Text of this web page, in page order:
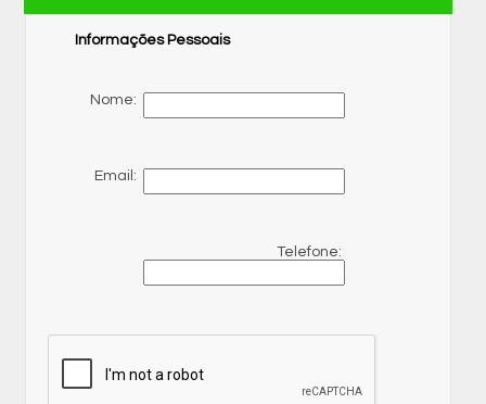
Informações Pessoais
Nome:
Email:
Telefone: